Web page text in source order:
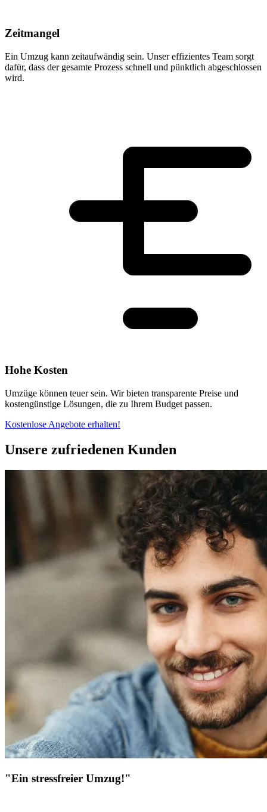
Zeitmangel
Ein Umzug kann zeitaufwändig sein. Unser effizientes Team sorgt
dafür, dass der gesamte Prozess schnell und pünktlich abgeschlossen
wird.
Hohe Kosten
Umzüge können teuer sein. Wir bieten transparente Preise und
kostengünstige Lösungen, die zu Ihrem Budget passen.
Kostenlose Angebote erhalten!
Unsere zufriedenen Kunden
"Ein stressfreier Umzug!"